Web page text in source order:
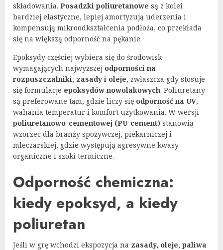
składowania. Posadzki poliuretanowe są z kolei
bardziej elastyczne, lepiej amortyzują uderzenia i
kompensują mikroodkształcenia podłoża, co przekłada
się na większą odporność na pękanie.
Epoksydy częściej wybiera się do środowisk
wymagających najwyższej odporności na
rozpuszczalniki, zasady i oleje, zwłaszcza gdy stosuje
się formulacje epoksydów nowolakowych. Poliuretany
są preferowane tam, gdzie liczy się odporność na UV,
wahania temperatur i komfort użytkowania. W wersji
poliuretanowo-cementowej (PU-cement) stanowią
wzorzec dla branży spożywczej, piekarniczej i
mleczarskiej, gdzie występują agresywne kwasy
organiczne i szoki termiczne.
Odporność chemiczna:
kiedy epoksyd, a kiedy
poliuretan
Jeśli w grę wchodzi ekspozycja na zasady, oleje, paliwa